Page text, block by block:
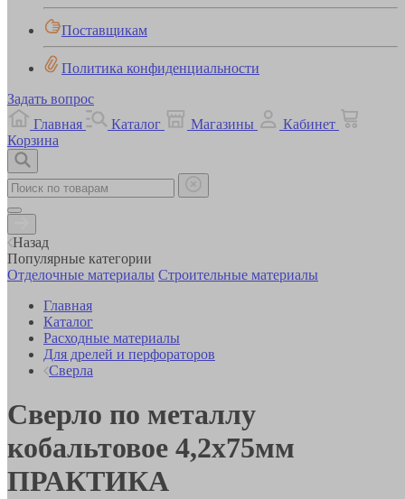
Поставщикам
Политика конфиденциальности
Задать вопрос
Главная
Каталог Магазины
Кабинет
Корзина
Назад
Популярные категории
Отделочные материалы Строительные материалы
Главная
Каталог
Расходные материалы
Для дрелей и перфораторов
Сверла
Сверло по металлу
кобальтовое 4,2х75мм
ПРАКТИКА